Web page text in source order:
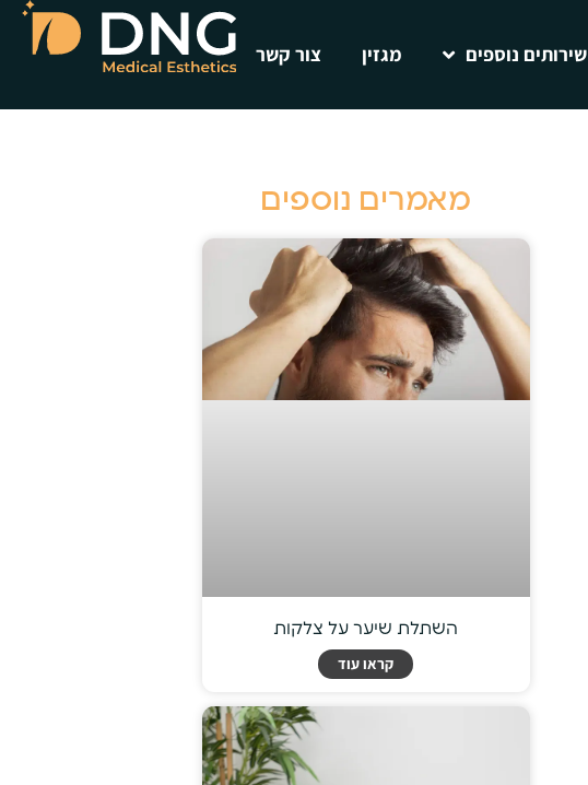
שירותים נוספים מגזין צור קשר
מאמרים נוספים
השתלת שיער על צלקות
קראו עוד